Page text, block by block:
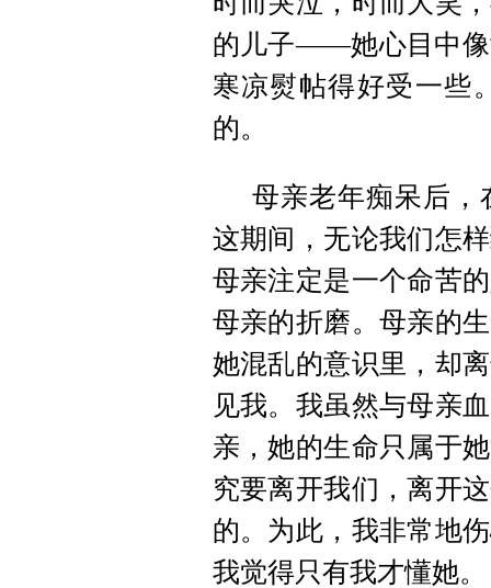
的儿子——她心目中像
寒凉熨帖得好受一些
的。
母亲老年痴呆后，
这期间，无论我们怎
母亲注定是一个命苦
母亲的折磨。母亲的
她混乱的意识里，却
见我。我虽然与母亲
亲，她的生命只属于
究要离开我们，离开
的。为此，我非常地
我觉得只有我才懂她。